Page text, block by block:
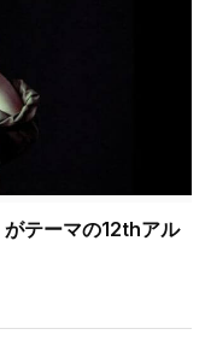
テーマの12thアル